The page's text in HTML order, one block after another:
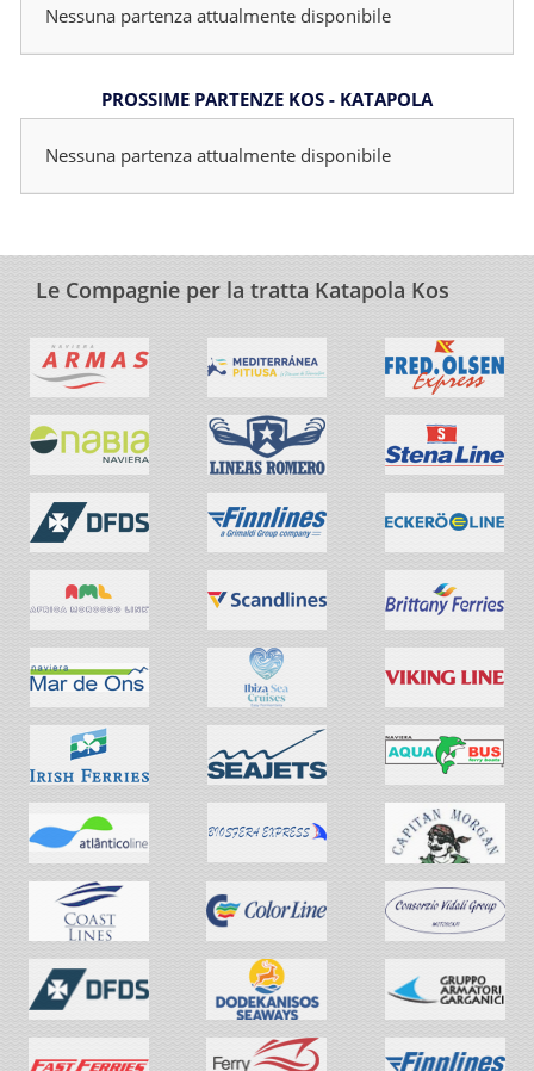
Nessuna partenza attualmente disponibile
PROSSIME PARTENZE KOS - KATAPOLA
Nessuna partenza attualmente disponibile
Le Compagnie per la tratta Katapola Kos